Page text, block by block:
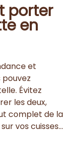
porter
en
et
Évitez
les deux,
complet de la
vos cuisses...